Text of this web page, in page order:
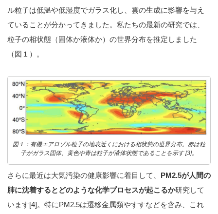
ル粒子は低温や低湿度でガラス化し、雲の生成に影響を与え
ていることが分かってきました。私たちの最新の研究では、
粒子の相状態（固体か液体か）の世界分布を推定しました
（図１）。
図１：有機エアロゾル粒子の地表近くにおける相状態の世界分布。赤は粒
子がガラス固体、黄色や青は粒子が液体状態であることを示す [3]。
さらに最近は大気汚染の健康影響に着目して、 PM2.5が人間の
肺に沈着するとどのような化学プロセスが起こるか研究して
います[4]。特にPM2.5は遷移金属類やすすなどを含み、これ